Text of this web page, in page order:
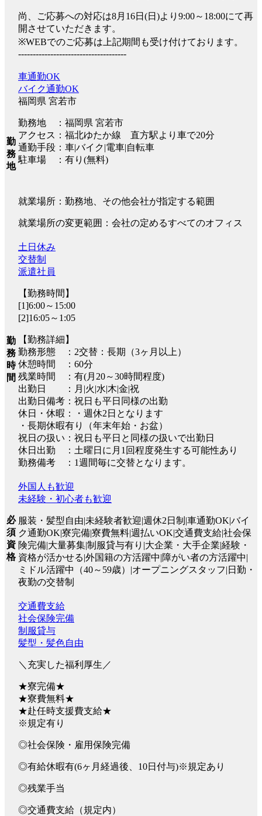
尚、ご応募への対応は8月16日(日)より9:00～18:00にて再
開させていただきます。
※WEBでのご応募は上記期間も受け付けております。
-------------------------------------
勤
務
地
車通勤OK
バイク通勤OK
福岡県 宮若市
勤務地 ：福岡県 宮若市
アクセス：福北ゆたか線 直方駅より車で20分
通勤手段：車|バイク|電車|自転車
駐車場 ：有り(無料)
就業場所：勤務地、その他会社が指定する範囲
就業場所の変更範囲：会社の定めるすべてのオフィス
勤
務
時
間
土日休み
交替制
派遣社員
【勤務時間】
[1]6:00～15:00
[2]16:05～1:05
【勤務詳細】
勤務形態 ：2交替：長期（3ヶ月以上）
休憩時間 ：60分
残業時間 ：有(月20～30時間程度)
出勤日 ：月|火|水|木|金|祝
出勤日備考：祝日も平日同様の出勤
休日・休暇：・週休2日となります
・長期休暇有り（年末年始・お盆）
祝日の扱い：祝日も平日と同様の扱いで出勤日
休日出勤 ：土曜日に月1回程度発生する可能性あり
勤務備考 ：1週間毎に交替となります。
必
須
資
格
外国人も歓迎
未経験・初心者も歓迎
服装・髪型自由|未経験者歓迎|週休2日制|車通勤OK|バイ
ク通勤OK|寮完備|寮費無料|週払いOK|交通費支給|社会保
険完備|大量募集|制服貸与有り|大企業・大手企業|経験・
資格が活かせる|外国籍の方活躍中|障がい者の方活躍中|
ミドル活躍中（40～59歳）|オープニングスタッフ|日勤・
夜勤の交替制
交通費支給
社会保険完備
制服貸与
髪型・髪色自由
＼充実した福利厚生／
★寮完備★
★寮費無料★
★赴任時支援費支給★
※規定有り
◎社会保険・雇用保険完備
◎有給休暇有(6ヶ月経過後、10日付与)※規定あり
◎残業手当
◎交通費支給（規定内）